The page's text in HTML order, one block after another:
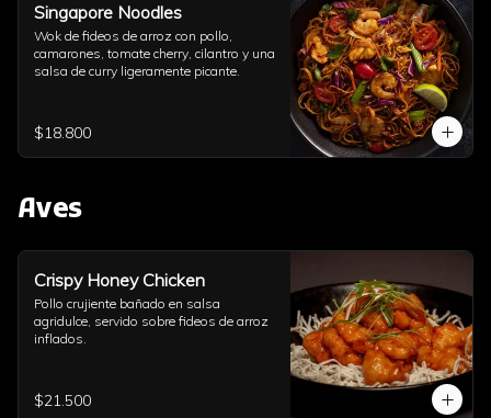
Singapore Noodles
Wok de fideos de arroz con pollo,
camarones, tomate cherry, cilantro y una
salsa de curry ligeramente picante.
$18.800
Aves
Crispy Honey Chicken
Pollo crujiente bañado en salsa
agridulce, servido sobre fideos de arroz
inflados.
$21.500